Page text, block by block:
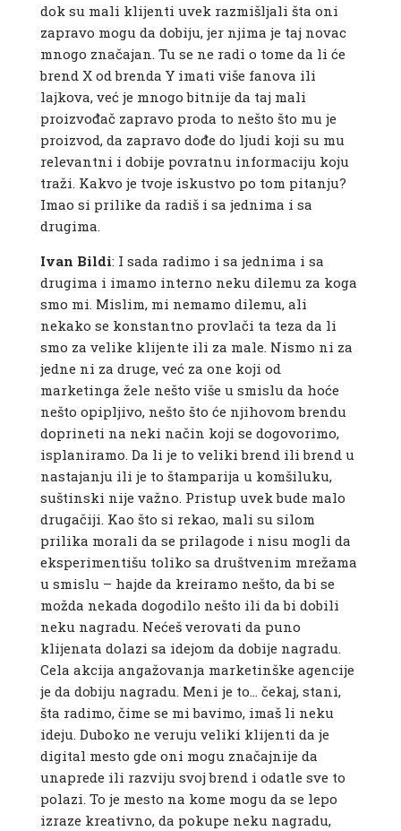
dok su mali klijenti uvek razmišljali šta oni
zapravo mogu da dobiju, jer njima je taj novac
mnogo značajan. Tu se ne radi o tome da li će
brend X od brenda Y imati više fanova ili
lajkova, već je mnogo bitnije da taj mali
proizvođač zapravo proda to nešto što mu je
proizvod, da zapravo dođe do ljudi koji su mu
relevantni i dobije povratnu informaciju koju
traži. Kakvo je tvoje iskustvo po tom pitanju?
Imao si prilike da radiš i sa jednima i sa
drugima.
Ivan Bildi: I sada radimo i sa jednima i sa
drugima i imamo interno neku dilemu za koga
smo mi. Mislim, mi nemamo dilemu, ali
nekako se konstantno provlači ta teza da li
smo za velike klijente ili za male. Nismo ni za
jedne ni za druge, već za one koji od
marketinga žele nešto više u smislu da hoće
nešto opipljivo, nešto što će njihovom brendu
doprineti na neki način koji se dogovorimo,
isplaniramo. Da li je to veliki brend ili brend u
nastajanju ili je to štamparija u komšiluku,
suštinski nije važno. Pristup uvek bude malo
drugačiji. Kao što si rekao, mali su silom
prilika morali da se prilagode i nisu mogli da
eksperimentišu toliko sa društvenim mrežama
u smislu – hajde da kreiramo nešto, da bi se
možda nekada dogodilo nešto ili da bi dobili
neku nagradu. Nećeš verovati da puno
klijenata dolazi sa idejom da dobije nagradu.
Cela akcija angažovanja marketinške agencije
je da dobiju nagradu. Meni je to… čekaj, stani,
šta radimo, čime se mi bavimo, imaš li neku
ideju. Duboko ne veruju veliki klijenti da je
digital mesto gde oni mogu značajnije da
unaprede ili razviju svoj brend i odatle sve to
polazi. To je mesto na kome mogu da se lepo
izraze kreativno, da pokupe neku nagradu,